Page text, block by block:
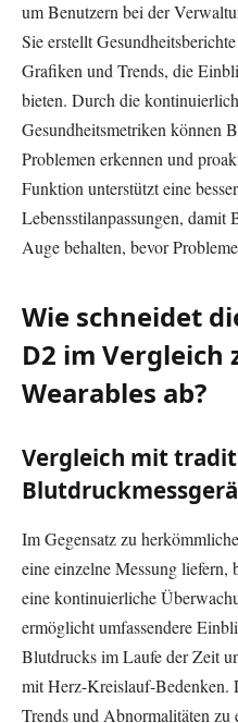
um Benutzern bei der
Sie erstellt
Grafiken und Trends, die
bieten. Durch die
Gesundheitsmetriken können
Problemen erkennen und
Funktion unterstützt eine
Lebensstilanpassungen, damit
Auge behalten, bevor
Wie schneidet
D2 im Vergleich
Wearables ab?
Vergleich mit
Im Gegensatz zu
eine einzelne Messung
eine kontinuierliche
ermöglicht umfassendere
Blutdrucks im Laufe der Zeit
mit Herz-Kreislauf-
Trends und Abnormalitäten zu